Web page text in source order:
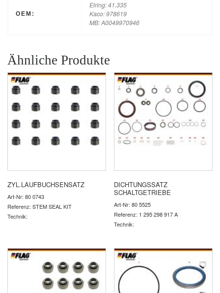
OEM:
Elring: 41.335
Kaco: 978619
MB: A0049970946
Ähnliche Produkte
ZYL.LAUFBUCHSENSATZ
Art-Nr: 80 0743
Referenz: STEM SEAL KIT
Technik:
DICHTUNGSSATZ
SCHALTGETRIEBE
Art-Nr: 80 5525
Referenz: 1 295 298 917 A
Technik: